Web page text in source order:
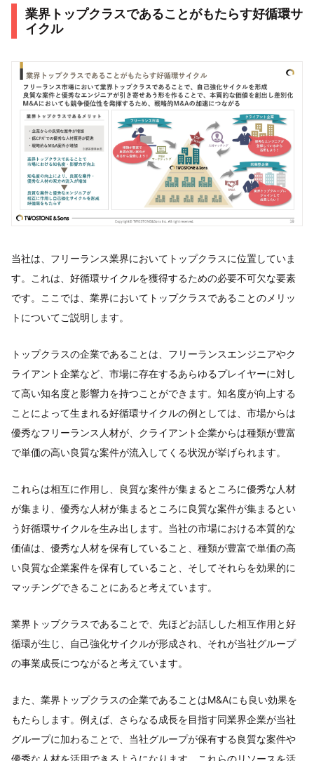
業界トップクラスであることがもたらす好循環サ
イクル
当社は、フリーランス業界においてトップクラスに位置していま
す。これは、好循環サイクルを獲得するための必要不可欠な要素
です。ここでは、業界においてトップクラスであることのメリッ
トについてご説明します。
トップクラスの企業であることは、フリーランスエンジニアやク
ライアント企業など、市場に存在するあらゆるプレイヤーに対し
て高い知名度と影響力を持つことができます。知名度が向上する
ことによって生まれる好循環サイクルの例としては、市場からは
優秀なフリーランス人材が、クライアント企業からは種類が豊富
で単価の高い良質な案件が流入してくる状況が挙げられます。
これらは相互に作用し、良質な案件が集まるところに優秀な人材
が集まり、優秀な人材が集まるところに良質な案件が集まるとい
う好循環サイクルを生み出します。当社の市場における本質的な
価値は、優秀な人材を保有していること、種類が豊富で単価の高
い良質な企業案件を保有していること、そしてそれらを効果的に
マッチングできることにあると考えています。
業界トップクラスであることで、先ほどお話しした相互作用と好
循環が生じ、自己強化サイクルが形成され、それが当社グループ
の事業成長につながると考えています。
また、業界トップクラスの企業であることはM&Aにも良い効果を
もたらします。例えば、さらなる成長を目指す同業界企業が当社
グループに加わることで、当社グループが保有する良質な案件や
優秀な人材を活用できるようになります。これらのリソースを活